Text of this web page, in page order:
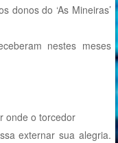
donos do ‘As Mineiras’
nestes meses
onde o torcedor
externar sua alegria.